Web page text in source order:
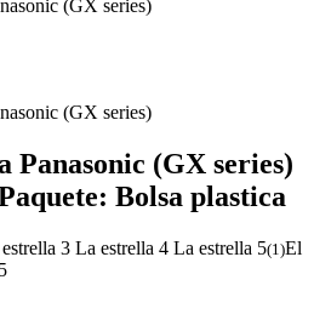
(GX series)
(GX series)
Panasonic (GX series)
Bolsa plastica
3 La estrella 4 La estrella 5(1 )El